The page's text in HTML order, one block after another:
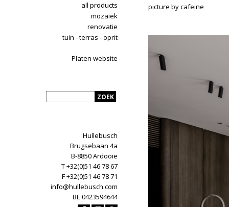
all products
mozaïek
renovatie
tuin - terras - oprit
Platen website
Hullebusch
Brugsebaan 4a
B-8850 Ardooie
T +32(0)51 46 78 67
F +32(0)51 46 78 71
info@hullebusch.com
BE 0423594644
picture by cafeine